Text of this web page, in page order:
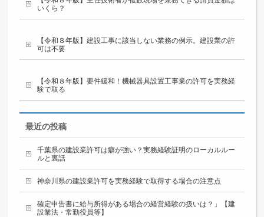
いくら？
【令和８年版】建設工事に該当しない業務の例示。建設業の許
可は不要
【令和８年版】要件緩和！機械器具設置工事業の許可を実務経
験で取る
最近の投稿
千葉県の建設業許可は癖が強い？実務経験証明のローカルルー
ルと裏話
神奈川県の建設業許可を実務経験で取得する場合の注意点
確定申告書に給与所得がある場合の経営経験の扱いは？」【建
設業法・常勤役員等】